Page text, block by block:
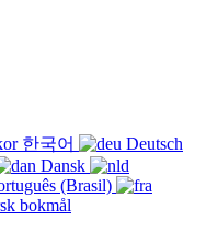
한국어
Deutsch
Dansk
(Brasil)
bokmål